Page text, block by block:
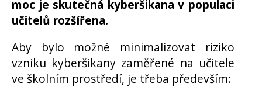
moc je skutečná kyberšikana v populaci
učitelů rozšířena.
Aby bylo možné minimalizovat riziko
vzniku kyberšikany zaměřené na učitele
ve školním prostředí, je třeba především: